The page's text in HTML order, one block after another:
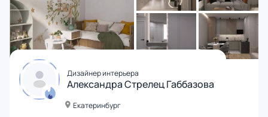
Дизайнер интерьера
Александра Стрелец Габбазова
Екатеринбург